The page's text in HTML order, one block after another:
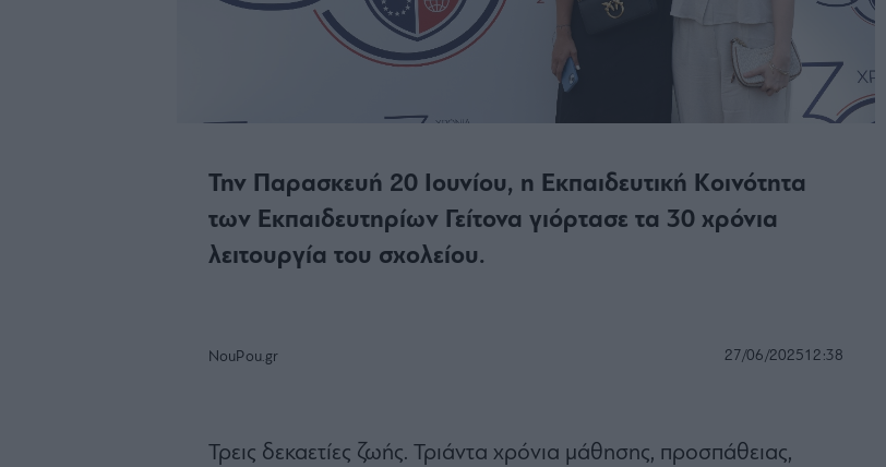
Την Παρασκευή 20 Ιουνίου, η Εκπαιδευτική Κοινότητα
των Εκπαιδευτηρίων Γείτονα γιόρτασε τα 30 χρόνια
λειτουργία του σχολείου.
NouPou.gr 27/06/202512:38
Τρεις δεκαετίες ζωής. Τριάντα χρόνια μάθησης, προσπάθειας,